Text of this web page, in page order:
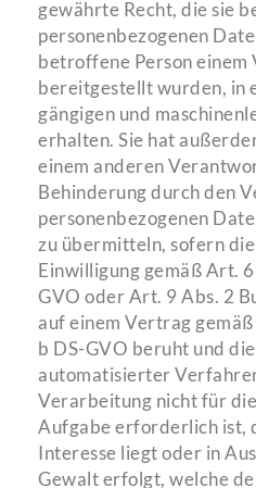
gewährte Recht, die sie
personenbezogenen
betroffene Person
bereitgestellt wurden, in
gängigen und
erhalten. Sie hat
einem anderen
Behinderung durch den
personenbezogenen
zu übermitteln, sofern
Einwilligung gemäß Art.
GVO oder Art. 9 Abs. 2
auf einem Vertrag
b DS-GVO beruht und
automatisierter
Verarbeitung nicht für
Aufgabe erforderlich ist,
Interesse liegt oder in
Gewalt erfolgt, welche